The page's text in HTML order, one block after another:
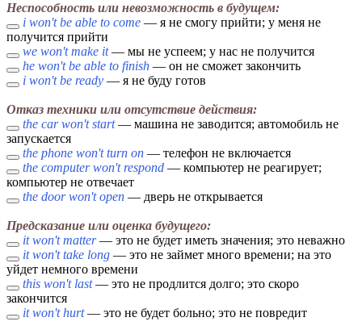
Неспособность или невозможность в будущем:
i won't be able to come — я не смогу прийти; у меня не
получится прийти
we won't make it— мы не успеем; у нас не получится
he won't be able to finish — он не сможет закончить
i won't be ready — я не буду готов
Отказ техники или отсутствие действия:
the car won't start— машина не заводится; автомобиль не
запускается
the phone won't turn on — телефон не включается
the computer won't respond — компьютер не реагирует;
компьютер не отвечает
the door won't open — дверь не открывается
Предсказание или оценка будущего:
it won't matter— это не будет иметь значения; это неважно
it won't take long — это не займет много времени; на это
уйдет немного времени
this won't last— это не продлится долго; это скоро
закончится
it won't hurt— это не будет больно; это не повредит